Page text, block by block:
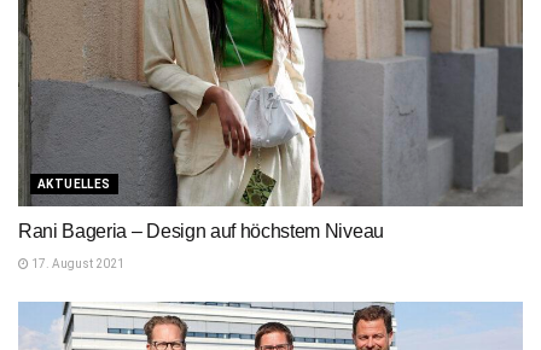
AKTUELLES
Rani Bageria – Design auf höchstem Niveau
17. August 2021